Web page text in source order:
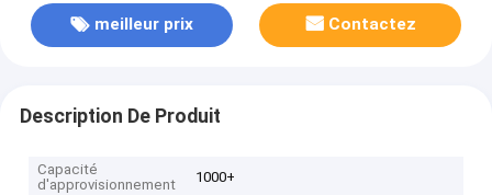
meilleur prix Contactez
Description De Produit
Capacité
d'approvisionnement
1000+